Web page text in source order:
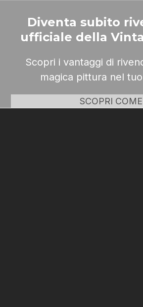
Diventa subito
ufficiale della
Scopri i vantaggi di
magica pittura nel
SCOPRI COME